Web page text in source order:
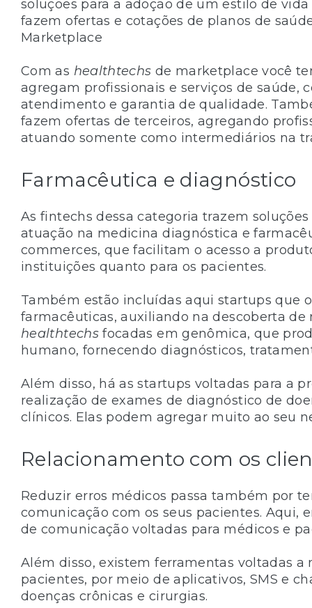
soluções para a adoção de um estilo de
fazem ofertas e cotações de planos de
Marketplace
Com as healthtechs de marketplace você
agregam profissionais e serviços de saúde,
atendimento e garantia de qualidade.
fazem ofertas de terceiros, agregando
atuando somente como intermediários na
Farmacêutica e diagnóstico
As fintechs dessa categoria trazem
atuação na medicina diagnóstica e
commerces, que facilitam o acesso a
instituições quanto para os pacientes.
Também estão incluídas aqui startups que
farmacêuticas, auxiliando na descoberta de
healthtechsfocadas em genômica, que
humano, fornecendo diagnósticos,
Além disso, há as startups voltadas para a
realização de exames de diagnóstico de
clínicos. Elas podem agregar muito ao seu
Relacionamento com os
Reduzir erros médicos passa também por
comunicação com os seus pacientes. Aqui,
de comunicação voltadas para médicos e
Além disso, existem ferramentas voltadas
pacientes, por meio de aplicativos, SMS e
doenças crônicas e cirurgias.